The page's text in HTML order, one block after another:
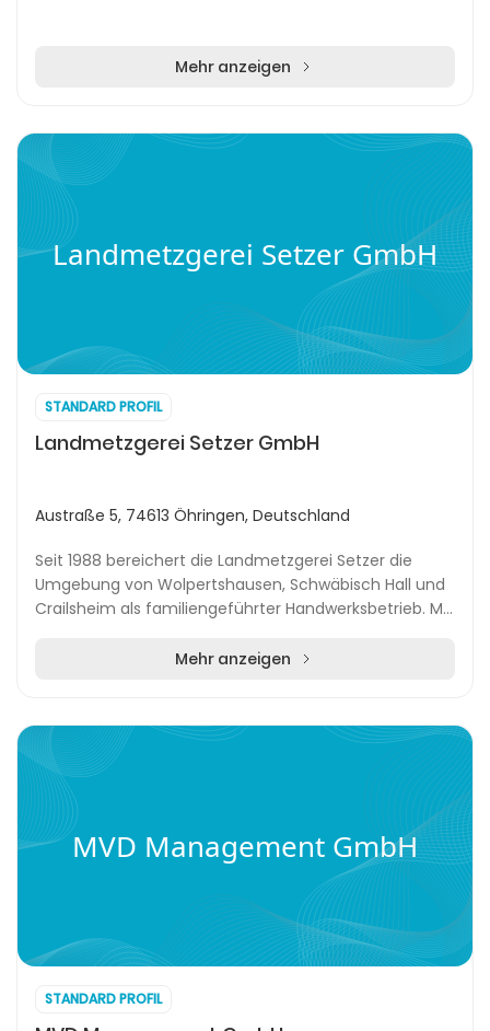
Mehr anzeigen
Landmetzgerei Setzer GmbH
STANDARD PROFIL
Landmetzgerei Setzer GmbH
Austraße 5, 74613 Öhringen, Deutschland
Seit 1988 bereichert die Landmetzgerei Setzer die
Umgebung von Wolpertshausen, Schwäbisch Hall und
Crailsheim als familiengeführter Handwerksbetrieb. Mit
Mehr anzeigen
MVD Management GmbH
STANDARD PROFIL